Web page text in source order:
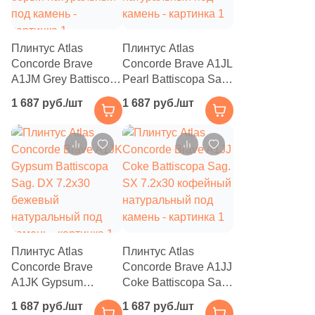
Leonardo (
Living Ceramics (
)
Love Ceramic Tiles (40
M Angelo Ceramica (10)
MEI (8)
MGM Ceramiche (
Maimoon Ceramica ( 372)
Mainzu (149)
Majorca Tiffany (
Marble Mosaic ( 101)
Плинтус Atlas
Concorde Brave
A1JM Grey Battiscopa
серый натуральный
под камень
1 687 руб./шт
Плинтус Atlas
Concorde Brave A1JL
Pearl Battiscopa Sag.
DX 7.2х30 бежевый
натуральный под
камень
1 687 руб./шт
Плинтус Atlas
Concorde Brave
A1JK Gypsum
Battiscopa Sag. DX
1 687 руб./шт
Плинтус Atlas
Concorde Brave A1JJ
Coke Battiscopa Sag.
SX 7.2х30 кофейный
1 687 руб./шт